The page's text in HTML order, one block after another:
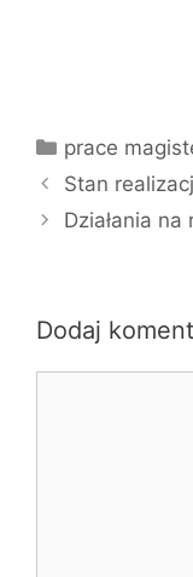
Kategorie
prace
Stan
Działania
Dodaj